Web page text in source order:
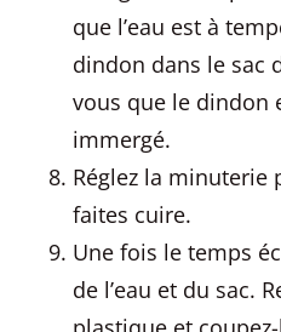
que l’eau est à
dindon dans le sac
vous que le dindon
immergé.
Réglez la minuterie
faites cuire.
Une fois le temps
de l’eau et du sac.